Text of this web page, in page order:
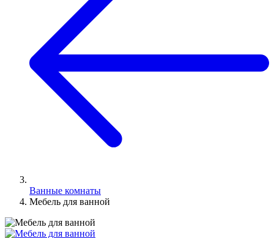
Ванные комнаты
Мебель для ванной